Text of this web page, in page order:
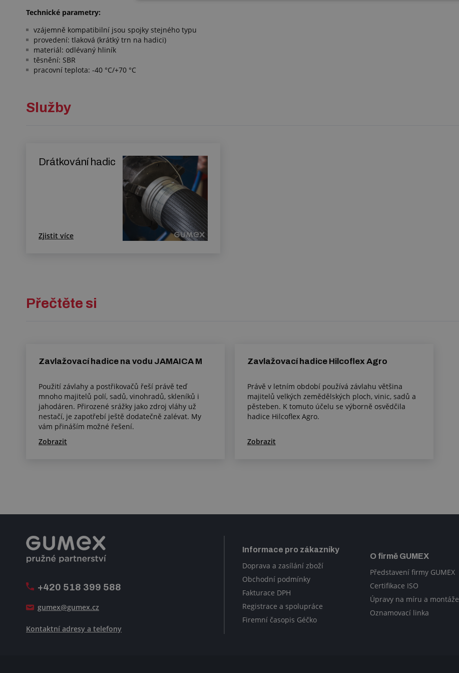
Technické parametry:
vzájemně kompatibilní jsou spojky stejného typu
provedení: tlaková (krátký trn na hadici)
materiál: odlévaný hliník
těsnění: SBR
pracovní teplota: -40 °C/+70 °C
Služby
Drátkování hadic
Zjistit více
Přečtěte si
Zavlažovací hadice na vodu JAMAICA M
Použití závlahy a postřikovačů řeší právě teď
mnoho majitelů polí, sadů, vinohradů, skleníků i
jahodáren. Přirozené srážky jako zdroj vláhy už
nestačí, je zapotřebí ještě dodatečně zalévat. My
vám přináším možné řešení.
Zobrazit
Zavlažovací hadice Hilcoflex Agro
Právě v letním období používá závlahu většina
majitelů velkých zemědělských ploch, vinic, sadů a
pěsteben. K tomuto účelu se výborně osvědčila
hadice Hilcoflex Agro.
Zobrazit
+420 518 399 588
gumex@gumex.cz
Kontaktní adresy a telefony
Informace pro zákazníky
Doprava a zasílání zboží
Obchodní podmínky
Fakturace DPH
Registrace a spolupráce
Firemní časopis Géčko
O firmě GUMEX
Představení firmy GUMEX
Certifikace ISO
Úpravy na míru a montáže
Oznamovací linka